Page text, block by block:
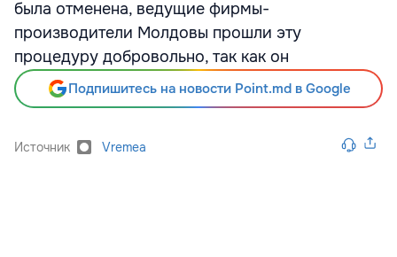
была отменена, ведущие фирмы-
производители Молдовы прошли эту
процедуру добровольно, так как он
Подпишитесь на новости Point.md в Google
Источник Vremea